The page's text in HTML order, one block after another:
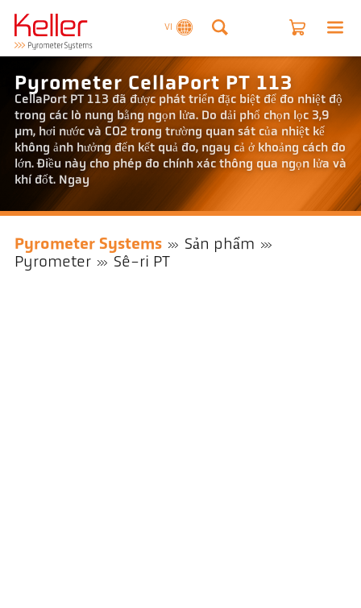
VI
Pyrometer CellaPort PT 113
CellaPort PT 113 đã được phát triển đặc biệt để đo nhiệt độ
trong các lò nung bằng ngọn lửa. Do dải phổ chọn lọc 3,9
µm, hơi nước và CO2 trong trường quan sát của nhiệt kế
không ảnh hưởng đến kết quả đo, ngay cả ở khoảng cách đo
lớn. Điều này cho phép đo chính xác thông qua ngọn lửa và
khí đốt. Ngay
Pyrometer Systems
Sản phẩm
Pyrometer
Sê-ri PT